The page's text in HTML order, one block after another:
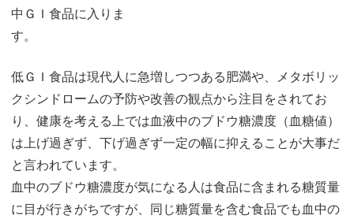
中ＧＩ食品に入りま
す。
低ＧＩ食品は現代人に急増しつつある肥満や、メタボリッ
クシンドロームの予防や改善の観点から注目をされてお
り、健康を考える上では血液中のブドウ糖濃度（血糖値）
は上げ過ぎず、下げ過ぎず一定の幅に抑えることが大事だ
と言われています。
血中のブドウ糖濃度が気になる人は食品に含まれる糖質量
に目が行きがちですが、同じ糖質量を含む食品でも血中の